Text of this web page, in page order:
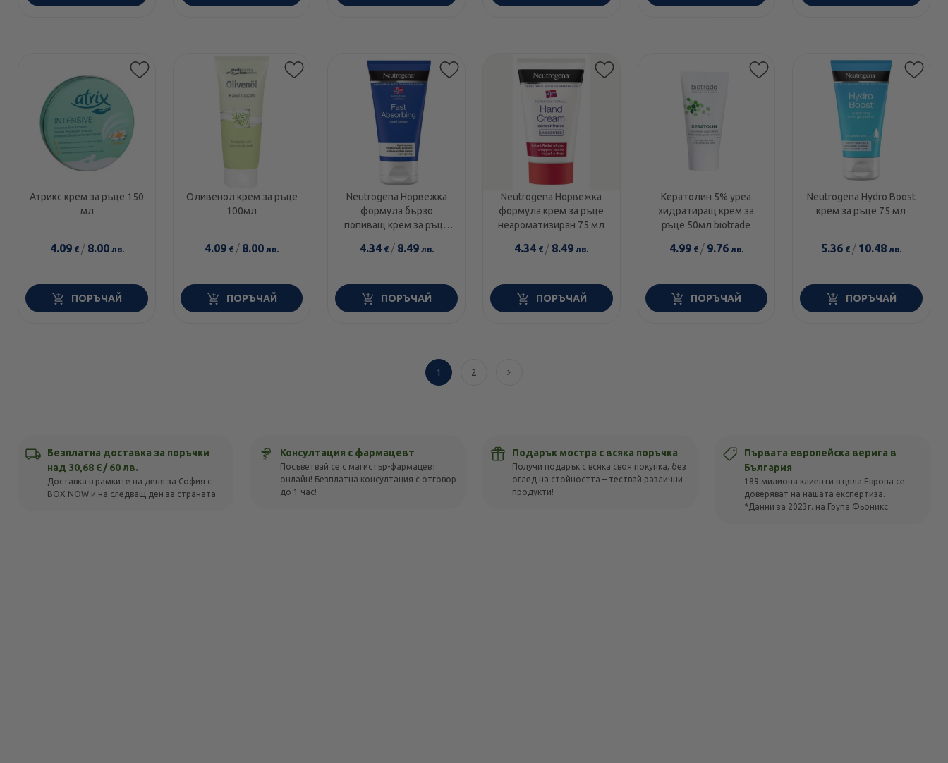
Атрикс крем за ръце 150
мл
4.09€ / 8.00лв.
ПОРЪЧАЙ
Оливенол крем за ръце
100мл
4.09 € / 8.00 лв.
ПОРЪЧАЙ
Neutrogena Норвежка
формула бързо
попиващ крем за ръце
4.34€ / 8.49лв.
ПОРЪЧАЙ
Neutrogena Норвежка
формула крем за ръце
неароматизиран 75 мл
4.34 € / 8.49 лв.
ПОРЪЧАЙ
Кератолин 5% уреа
хидратиращ крем за
ръце 50мл biotrade
4.99€ / 9.76лв.
ПОРЪЧАЙ
Neutrogena Hydro Boost
крем за ръце 75 мл
5.36€ / 10.48лв.
ПОРЪЧАЙ
1 2
Безплатна доставка за поръчки
над 30,68 Є/ 60 лв.
Доставка в рамките на деня за София с
BOX NOW и на следващ ден за страната
Консултация с фармацевт
Посъветвай се с магистър-фармацевт
онлайн! Безплатна консултация с отговор
до 1 час!
Подарък мостра с всяка поръчка
Получи подарък с всяка своя покупка, без
оглед на стойността – тествай различни
продукти!
Първата европейска верига в
България
189 милиона клиенти в цяла Европа се
доверяват на нашата експертиза.
*Данни за 2023г. на Група Фьоникс